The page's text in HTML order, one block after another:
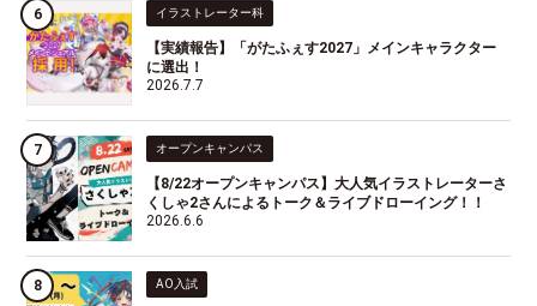
イラストレーター科
【実績報告】「がたふぇす2027」メインキャラクター
に選出！
2026.7.7
オープンキャンパス
【8/22オープンキャンパス】大人気イラストレーターさ
くしゃ2さんによるトーク＆ライブドローイング！！
2026.6.6
AO入試